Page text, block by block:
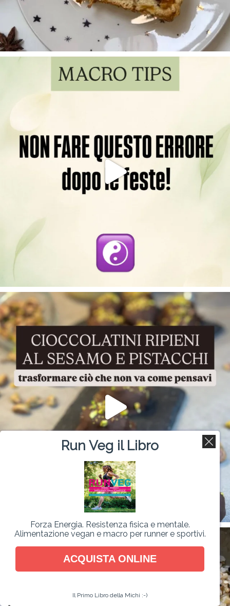
Run Veg il Libro
Forza Energia. Resistenza fisica e mentale.
Alimentazione vegan e macro per runner e sportivi.
ACQUISTA ONLINE
Il Primo Libro della Michi :-)